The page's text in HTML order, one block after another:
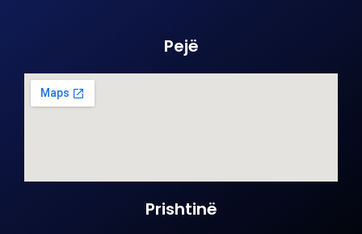
Pejë
Prishtinë